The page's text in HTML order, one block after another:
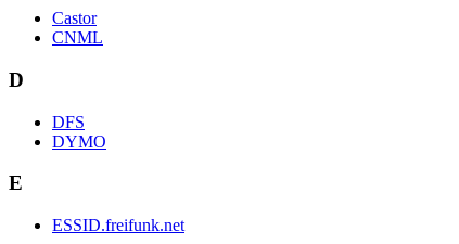
Castor
CNML
D
DFS
DYMO
E
ESSID.freifunk.net